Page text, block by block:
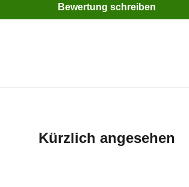
Bewertung schreiben
Kürzlich angesehen